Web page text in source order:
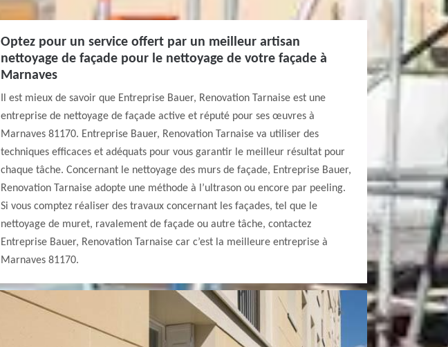
Optez pour un service offert par un meilleur artisan
nettoyage de façade pour le nettoyage de votre façade à
Marnaves
Il est mieux de savoir que Entreprise Bauer, Renovation Tarnaise est une
entreprise de nettoyage de façade active et réputé pour ses œuvres à
Marnaves 81170. Entreprise Bauer, Renovation Tarnaise va utiliser des
techniques efficaces et adéquats pour vous garantir le meilleur résultat pour
chaque tâche. Concernant le nettoyage des murs de façade, Entreprise Bauer,
Renovation Tarnaise adopte une méthode à l’ultrason ou encore par peeling.
Si vous comptez réaliser des travaux concernant les façades, tel que le
nettoyage de muret, ravalement de façade ou autre tâche, contactez
Entreprise Bauer, Renovation Tarnaise car c’est la meilleure entreprise à
Marnaves 81170.